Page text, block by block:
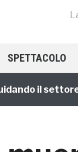
SPETTACOLO
il settore